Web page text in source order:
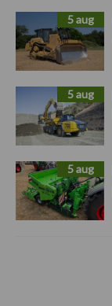
5 aug
5 aug
5 aug